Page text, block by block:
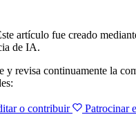
artículo fue creado
de IA.
y revisa continuamente la
o contribuir
Patrocinar